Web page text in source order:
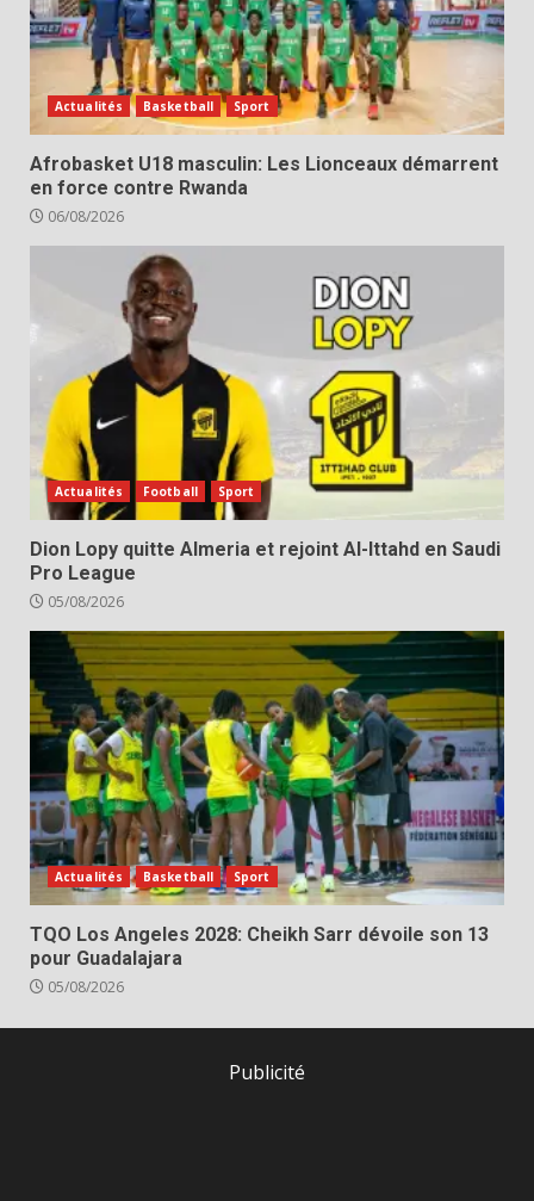
Actualités Basketball Sport
Afrobasket U18 masculin: Les Lionceaux démarrent
en force contre Rwanda
06/08/2026
Actualités Football Sport
Dion Lopy quitte Almeria et rejoint Al-Ittahd en Saudi
Pro League
05/08/2026
Actualités Basketball Sport
TQO Los Angeles 2028: Cheikh Sarr dévoile son 13
pour Guadalajara
05/08/2026
Publicité